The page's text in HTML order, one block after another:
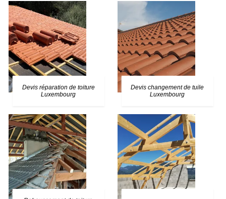
Devis réparation de toiture
Luxembourg
Devis changement de tuile
Luxembourg